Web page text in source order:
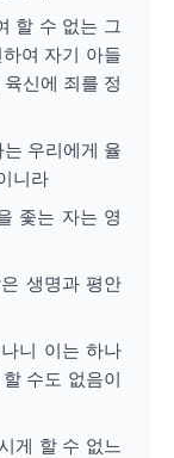
할 수 없는 그
여 자기 아들
신에 죄를 정
우리에게 율
니라
좇는 자는 영
생명과 평안
니 이는 하나
수도 없음이
게 할 수 없느